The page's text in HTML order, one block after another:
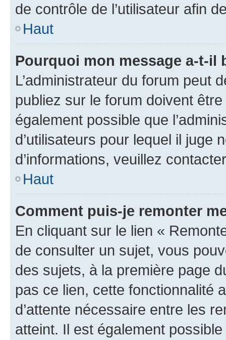
de contrôle de l’utilisateur afin
Haut
Pourquoi mon message a-t-il
L’administrateur du forum peut
publiez sur le forum doivent
également possible que
d’utilisateurs pour lequel il juge
d’informations, veuillez
Haut
Comment puis-je remonter
En cliquant sur le lien «
de consulter un sujet, vous
des sujets, à la première page
pas ce lien, cette fonctionnalité
d’attente nécessaire entre les
atteint. Il est également